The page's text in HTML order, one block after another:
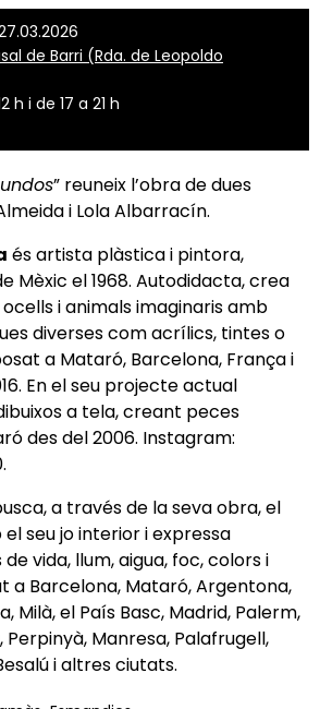
de Barri (Rda. de Leopoldo
h i de 17 a 21 h
” reuneix l’obra de dues
i Lola Albarracín.
és artista plàstica i pintora,
Mèxic el 1968. Autodidacta, crea
i animals imaginaris amb
diverses com acrílics, tintes o
a Mataró, Barcelona, França i
En el seu projecte actual
a tela, creant peces
des del 2006. Instagram:
a través de la seva obra, el
seu jo interior i expressa
vida, llum, aigua, foc, colors i
a Barcelona, Mataró, Argentona,
Milà, el País Basc, Madrid, Palerm,
Manresa, Palafrugell,
i altres ciutats.